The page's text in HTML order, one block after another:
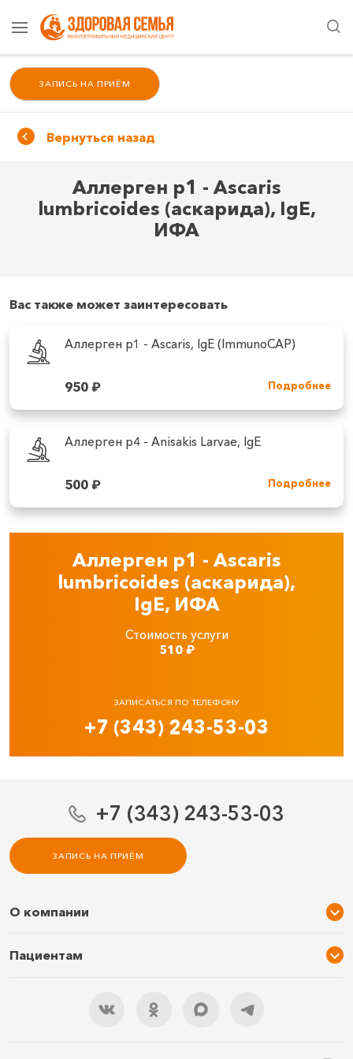
ЗАПИСЬ НА ПРИЁМ
Вернуться назад
Аллерген p1 - Ascaris
lumbricoides (аскарида), IgE,
ИФА
Вас также может заинтересовать
Аллерген p1 - Ascaris, IgE (ImmunoCAP)
950₽ Подробнее
Аллерген p4 - Anisakis Larvae, IgE
500₽ Подробнее
Аллерген p1 - Ascaris
lumbricoides (аскарида),
IgE, ИФА
Стоимость услуги
510₽
ЗАПИСАТЬСЯ ПО ТЕЛЕФОНУ
+7 (343) 243-53-03
+7 (343) 243-53-03
ЗАПИСЬ НА ПРИЁМ
О компании
Услуги и цены
Пациентам
Подарочный сертификат